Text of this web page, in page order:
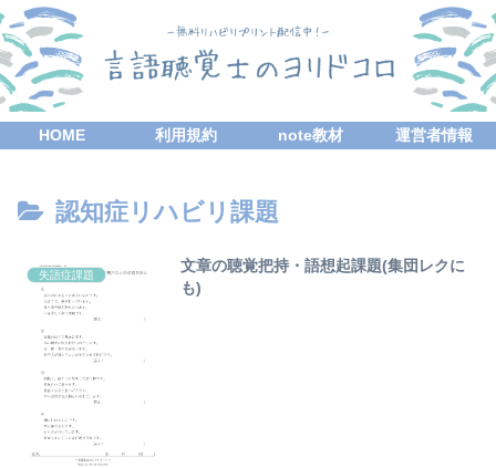
HOME 利用規約 note教材 運営者情報
認知症リハビリ課題
失語症課題
文章の聴覚把持・語想起課題(集団レクに
も)